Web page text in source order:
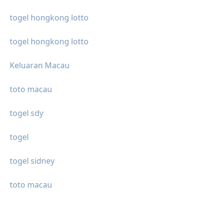
togel hongkong lotto
togel hongkong lotto
Keluaran Macau
toto macau
togel sdy
togel
togel sidney
toto macau